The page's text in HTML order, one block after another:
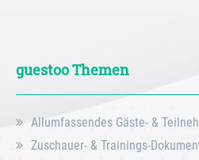
guestoo Themen
Allumfassendes Gäste- &
Zuschauer- & Trainings-